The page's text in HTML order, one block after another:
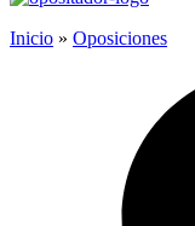
Inicio » Oposiciones